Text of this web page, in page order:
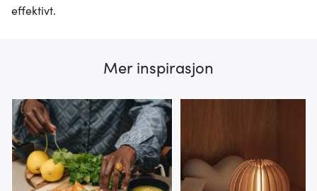
effektivt.
Mer inspirasjon